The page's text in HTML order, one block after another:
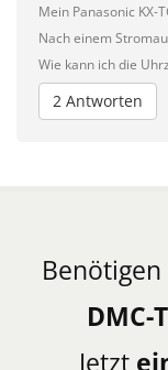
Mein Panasonic KX-
Nach einem
Wie kann ich die
2 Antworten
DMC-
Jetzt